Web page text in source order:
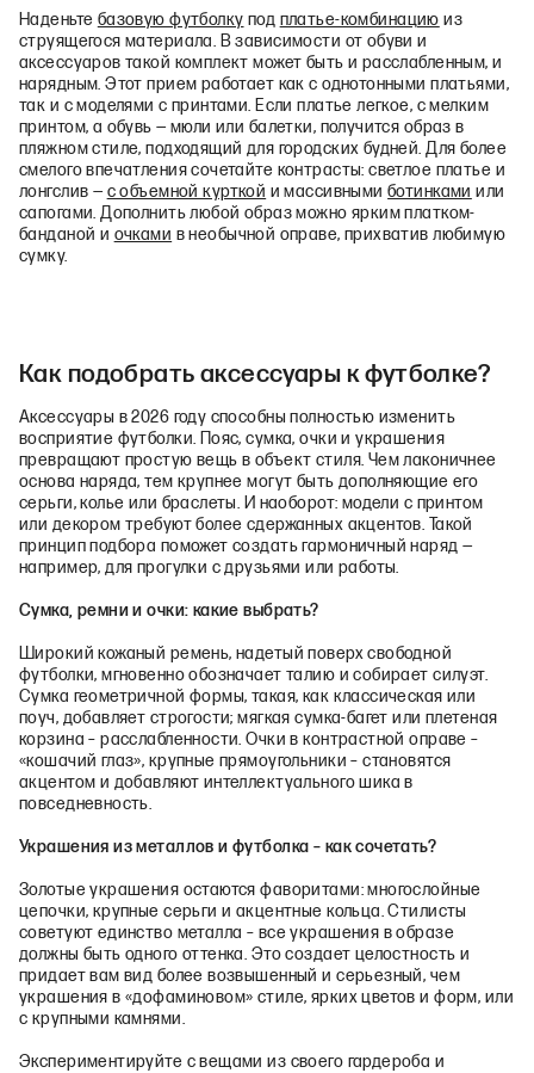
Наденьте базовую футболку под платье-комбинацию из
струящегося материала. В зависимости от обуви и
аксессуаров такой комплект может быть и расслабленным, и
нарядным. Этот прием работает как с однотонными платьями,
так и с моделями с принтами. Если платье легкое, с мелким
принтом, а обувь — мюли или балетки, получится образ в
пляжном стиле, подходящий для городских будней. Для более
смелого впечатления сочетайте контрасты: светлое платье и
лонгслив — с объемной курткой и массивнымиботинками или
сапогами. Дополнить любой образ можно ярким платком-
банданой и очками в необычной оправе, прихватив любимую
сумку.
Как подобрать аксессуары к футболке?
Аксессуары в 2026 году способны полностью изменить
восприятие футболки. Пояс, сумка, очки и украшения
превращают простую вещь в объект стиля. Чем лаконичнее
основа наряда, тем крупнее могут быть дополняющие его
серьги, колье или браслеты. И наоборот: модели с принтом
или декором требуют более сдержанных акцентов. Такой
принцип подбора поможет создать гармоничный наряд —
например, для прогулки с друзьями или работы.
Сумка, ремни и очки: какие выбрать?
Широкий кожаный ремень, надетый поверх свободной
футболки, мгновенно обозначает талию и собирает силуэт.
Сумка геометричной формы, такая, как классическая или
поуч, добавляет строгости; мягкая сумка-багет или плетеная
корзина – расслабленности. Очки в контрастной оправе –
«кошачий глаз», крупные прямоугольники – становятся
акцентом и добавляют интеллектуального шика в
повседневность.
Украшения из металлов и футболка – как сочетать?
Золотые украшения остаются фаворитами: многослойные
цепочки, крупные серьги и акцентные кольца. Стилисты
советуют единство металла – все украшения в образе
должны быть одного оттенка. Это создает целостность и
придает вам вид более возвышенный и серьезный, чем
украшения в «дофаминовом» стиле, ярких цветов и форм, или
с крупными камнями.
Экспериментируйте с вещами из своего гардероба и